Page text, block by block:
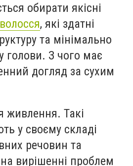
обирати якісні
, які здатні
та мінімально
голови. З чого має
догляд за сухим
Такі
у своєму складі
речовин та
вирішенні проблем